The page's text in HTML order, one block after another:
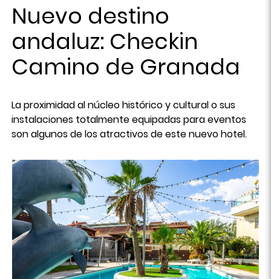
Nuevo destino
andaluz: Checkin
Camino de Granada
La proximidad al núcleo histórico y cultural o sus
instalaciones totalmente equipadas para eventos
son algunos de los atractivos de este nuevo hotel.